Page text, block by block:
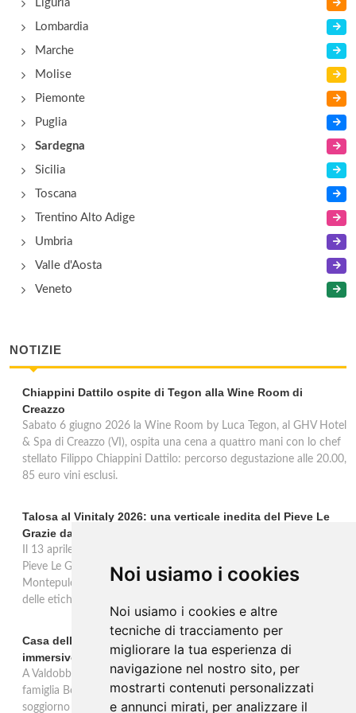
Noi usiamo i cookies
Noi usiamo i cookies e altre
tecniche di tracciamento per
migliorare la tua esperienza di
navigazione nel nostro sito, per
mostrarti contenuti personalizzati
e annunci mirati, per analizzare il
Il Gabbiano
Liguria
Lombardia
Marche
Molise
Piemonte
Puglia
Sardegna
Sicilia
Toscana
Trentino Alto Adige
Umbria
Valle d'Aosta
Veneto
NOTIZIE
Chiappini Dattilo ospite di Tegon alla Wine Room di
Creazzo
Sabato 6 giugno 2026 la Wine Room by Luca Tegon, al GHV Hotel
& Spa di Creazzo (VI), ospita una cena a quattro mani con lo chef
stellato Filippo Chiappini Dattilo: percorso degustazione alle 20.00,
85 euro vini esclusi.
Talosa al Vinitaly 2026: una verticale inedita del Pieve Le
Grazie dal 2016 al 2020
Il 13 aprile 2026 al Vinitaly, Talosa presenta la verticale inedita del
Pieve Le Grazie: cinque annate dal 2016 al 2020 del Nobile di
Montepulciano a 95 punti Vinous, per ripercorrere la genesi di una
delle etichette iconiche di Montepulciano.
Casa dell'Artista: a Valdobbiadene apre il soggiorno
immersivo tra arte e vino di Bortolomiol
A Valdobbiadene, nel cuore delle colline Patrimonio Unesco, la
famiglia Bortolomiol apre al pubblico la Casa dell'Artista: un
soggiorno immersivo tra arte, natura e vino all'interno del Parco